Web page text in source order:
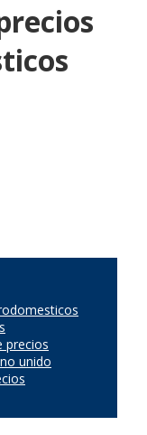
precios
unido